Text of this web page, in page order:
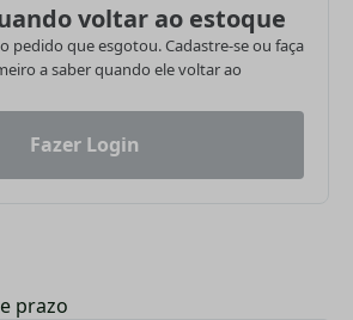
voltar ao estoque
pedido que esgotou. Cadastre-se ou faça
a saber quando ele voltar ao
Fazer Login
prazo